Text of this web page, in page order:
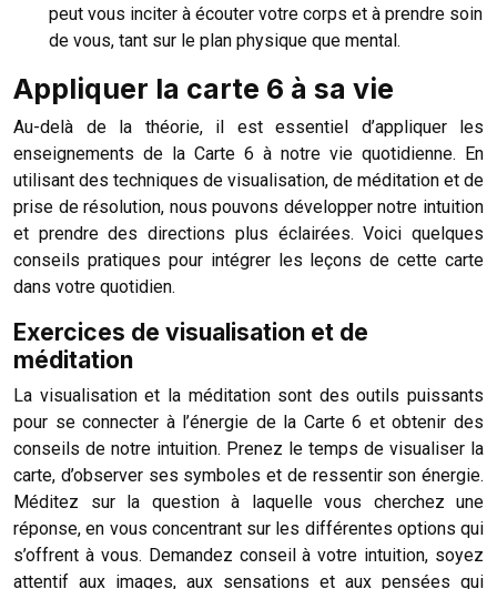
peut vous inciter à écouter votre corps et à prendre soin
de vous, tant sur le plan physique que mental.
Appliquer la carte 6 à sa vie
Au-delà de la théorie, il est essentiel d’appliquer les
enseignements de la Carte 6 à notre vie quotidienne. En
utilisant des techniques de visualisation, de méditation et de
prise de résolution, nous pouvons développer notre intuition
et prendre des directions plus éclairées. Voici quelques
conseils pratiques pour intégrer les leçons de cette carte
dans votre quotidien.
Exercices de visualisation et de
méditation
La visualisation et la méditation sont des outils puissants
pour se connecter à l’énergie de la Carte 6 et obtenir des
conseils de notre intuition. Prenez le temps de visualiser la
carte, d’observer ses symboles et de ressentir son énergie.
Méditez sur la question à laquelle vous cherchez une
réponse, en vous concentrant sur les différentes options qui
s’offrent à vous. Demandez conseil à votre intuition, soyez
attentif aux images, aux sensations et aux pensées qui